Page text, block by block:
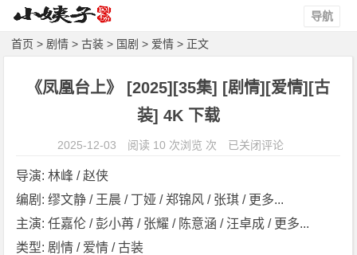
导航
首页 > 剧情 >古装 > 国剧 > 爱情 > 正文
《凤凰台上》 [2025][35集] [剧情][爱情][古
装] 4K 下载
2025-12-03 阅读 10 次浏览 次
《凤
上》
[2
已关闭评论
导演: 林峰 / 赵侠
编剧: 缪文静 / 王晨 / 丁娅 / 郑锦风 / 张琪 / 更多...
主演: 任嘉伦 / 彭小苒 / 张耀 / 陈意涵 / 汪卓成 / 更多...
类型: 剧情 / 爱情 / 古装